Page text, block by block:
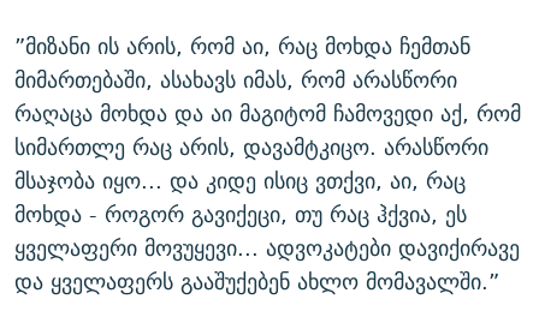
”მიზანი ის არის, რომ აი, რაც მოხდა ჩემთან
მიმართებაში, ასახავს იმას, რომ არასწორი
რაღაცა მოხდა და აი მაგიტომ ჩამოვედი აქ, რომ
სიმართლე რაც არის, დავამტკიცო. არასწორი
მსაჯობა იყო... და კიდე ისიც ვთქვი, აი, რაც
მოხდა - როგორ გავიქეცი, თუ რაც ჰქვია, ეს
ყველაფერი მოვუყევი... ადვოკატები დავიქირავე
და ყველაფერს გააშუქებენ ახლო მომავალში.”